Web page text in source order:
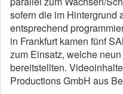
sofern die im Hintergrund
entsprechend
in Frankfurt kamen fünf
zum Einsatz, welche
bereitstellten.
Productions GmbH aus